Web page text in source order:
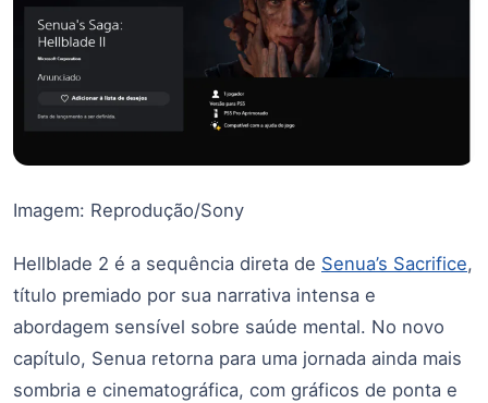
Imagem: Reprodução/Sony
Hellblade 2 é a sequência direta de Senua’s Sacrifice,
título premiado por sua narrativa intensa e
abordagem sensível sobre saúde mental. No novo
capítulo, Senua retorna para uma jornada ainda mais
sombria e cinematográfica, com gráficos de ponta e